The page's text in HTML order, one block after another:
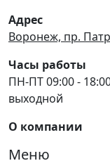
Адрес
Воронеж, пр.
Часы работы
ПН-ПТ 09:00 -
выходной
О компании
Меню